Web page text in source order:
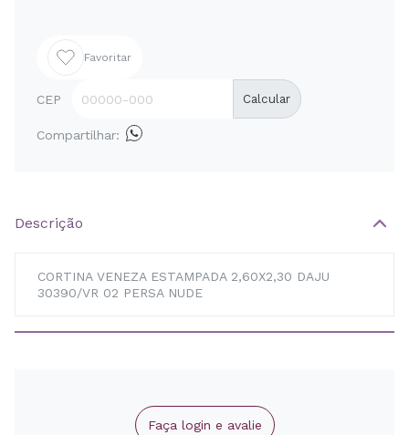
Favoritar
CEP Calcular
Compartilhar:
Descrição
CORTINA VENEZA ESTAMPADA 2,60X2,30 DAJU
30390/VR 02 PERSA NUDE
Faça login e avalie